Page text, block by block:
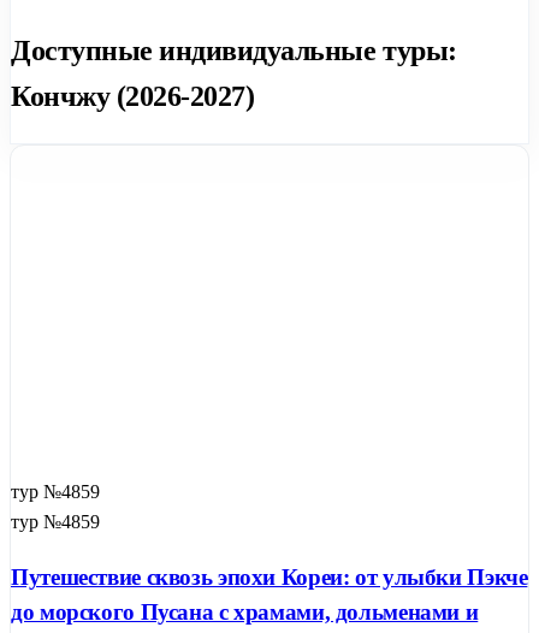
Доступные индивидуальные туры:
Кончжу (2026-2027)
тур №4859
тур №4859
Путешествие сквозь эпохи Кореи: от улыбки Пэкче
до морского Пусана с храмами, дольменами и